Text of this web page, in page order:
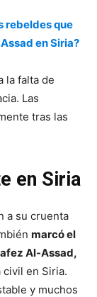
rebeldes que
en Siria?
la falta de
Las
tras las
en Siria
a su cruenta
marcó el
Al-Assad,
civil en Siria.
y muchos